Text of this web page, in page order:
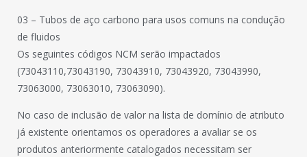
03 – Tubos de aço carbono para usos comuns na condução
de fluidos
Os seguintes códigos NCM serão impactados
(73043110,73043190, 73043910, 73043920, 73043990,
73063000, 73063010, 73063090).
No caso de inclusão de valor na lista de domínio de atributo
já existente orientamos os operadores a avaliar se os
produtos anteriormente catalogados necessitam ser